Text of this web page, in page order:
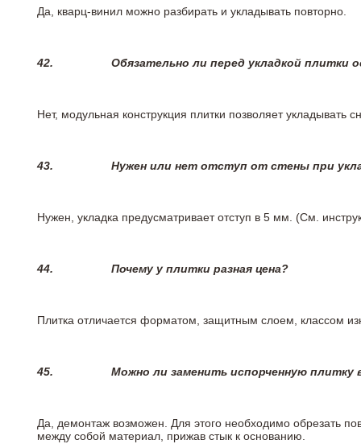
Да, кварц-винил можно разбирать и укладывать повторно.
42. Обязательно ли перед укладкой плитки
Нет, модульная конструкция плитки позволяет
43. Нужен или нет отступ от стены при
Нужен, укладка предусматривает отступ в 5 мм. (См.
44. Почему у плитки разная цена?
Плитка отличается форматом, защитным слоем, классом
45. Можно ли заменить испорченную плитку
Да, демонтаж возможен. Для этого необходимо обрезать
между собой материал, прижав стык к основанию.